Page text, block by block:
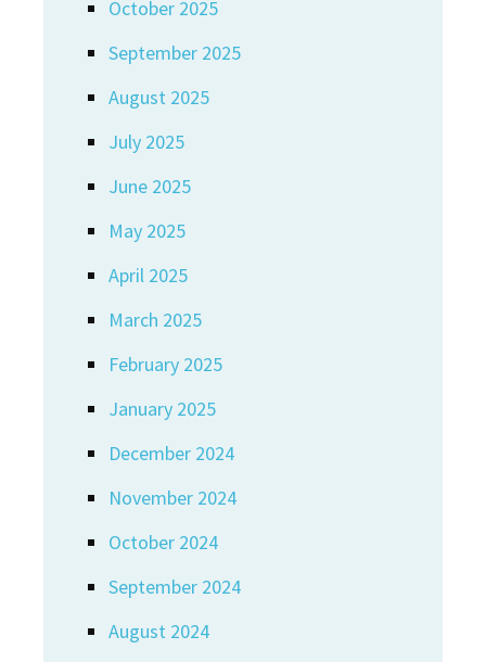
October 2025
September 2025
August 2025
July 2025
June 2025
May 2025
April 2025
March 2025
February 2025
January 2025
December 2024
November 2024
October 2024
September 2024
August 2024